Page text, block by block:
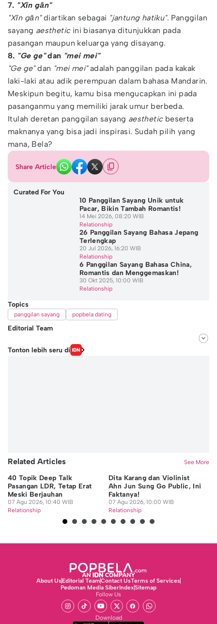
7. "Xīn gān"
"Xīn gān"diartikan sebagai "jantung hatiku". Panggilan
sayang aestheticini biasanya ditunjukkan pada
pasangan maupun keluarga yang disayang.
8. "Ge ge"dan "mei mei"
"Ge ge"dan "mei mei"adalah panggilan pada kakak
laki-laki atau adik perempuan dalam bahasa Mandarin.
Meskipun begitu, kamu bisa mengucapkan ini pada
pasanganmu yang memiliki jarak umur berbeda.
Itulah deretan panggilan sayang aestheticbeserta
maknanya yang bisa jadi inspirasi. Sudah pilih yang
mana, Bela?
Share Article
Curated For You
10 Panggilan Sayang Unik untuk
Pacar, Bikin Tambah Romantis!
14 Mei 2026, 08:20 WIB
Relationship
26 Panggilan Sayang Bahasa Jepang
Terlengkap
20 Jul 2026, 16:20 WIB
Relationship
6 Panggilan Sayang Bahasa China,
Romantis dan Menggemaskan!
30 Okt 2025, 10:00 WIB
Relationship
Topics
panggilan sayang popbela dating
Editorial Team
Editor
Langgeng Irma Salugiasih
Tonton lebih seru di
Related Articles See More
40 Topik Deep Talk
Pasangan LDR, Tetap Erat
Meski Berjauhan
07 Agu 2026, 10:40 WIB
Relationship
Dita Karang dan Violinist
Ahn Jun Sung Go Public, Ini
Faktanya!
07 Agu 2026, 10:00 WIB
Relationship
About UsEditorial TeamContact UsTerms of Services
Pedoman Media SiberIndexSitemap
Follow Us
Download